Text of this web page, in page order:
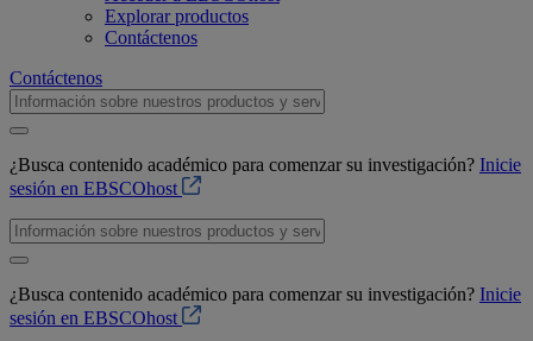
Explorar productos
Contáctenos
Contáctenos
¿Busca contenido académico para comenzar su investigación? Inicie
sesión en EBSCOhost
¿Busca contenido académico para comenzar su investigación? Inicie
sesión en EBSCOhost